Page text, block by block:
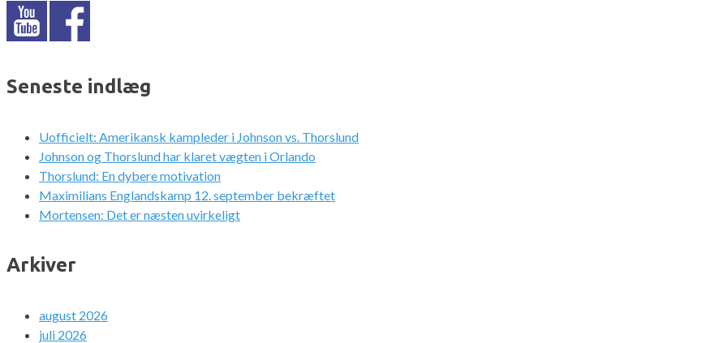
Seneste indlæg
Uofficielt: Amerikansk kampleder i Johnson vs. Thorslund
Johnson og Thorslund har klaret vægten i Orlando
Thorslund: En dybere motivation
Maximilians Englandskamp 12. september bekræftet
Mortensen: Det er næsten uvirkeligt
Arkiver
august 2026
juli 2026